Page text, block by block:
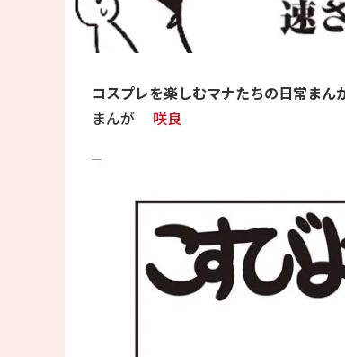
コスプレを楽しむマナたちの日常ま
まんが 咲良